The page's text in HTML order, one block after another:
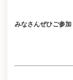
みなさんぜひご参